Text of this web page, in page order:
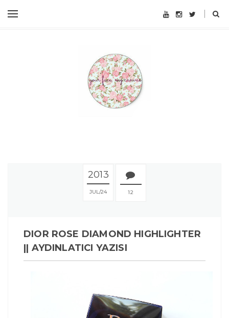
2013
JUL 24 12
DIOR ROSE DIAMOND HIGHLIGHTER
|| AYDINLATICI YAZISI